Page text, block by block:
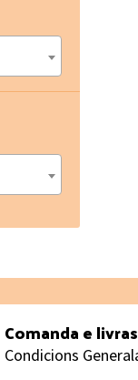
Comanda e
Condicions